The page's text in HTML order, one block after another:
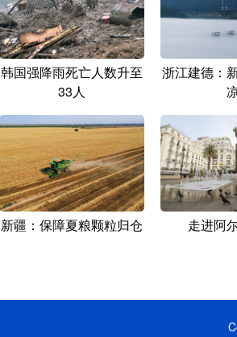
韩国强降雨死亡人数升至
33人
浙江建德：
新疆：保障夏粮颗粒归仓 走进阿